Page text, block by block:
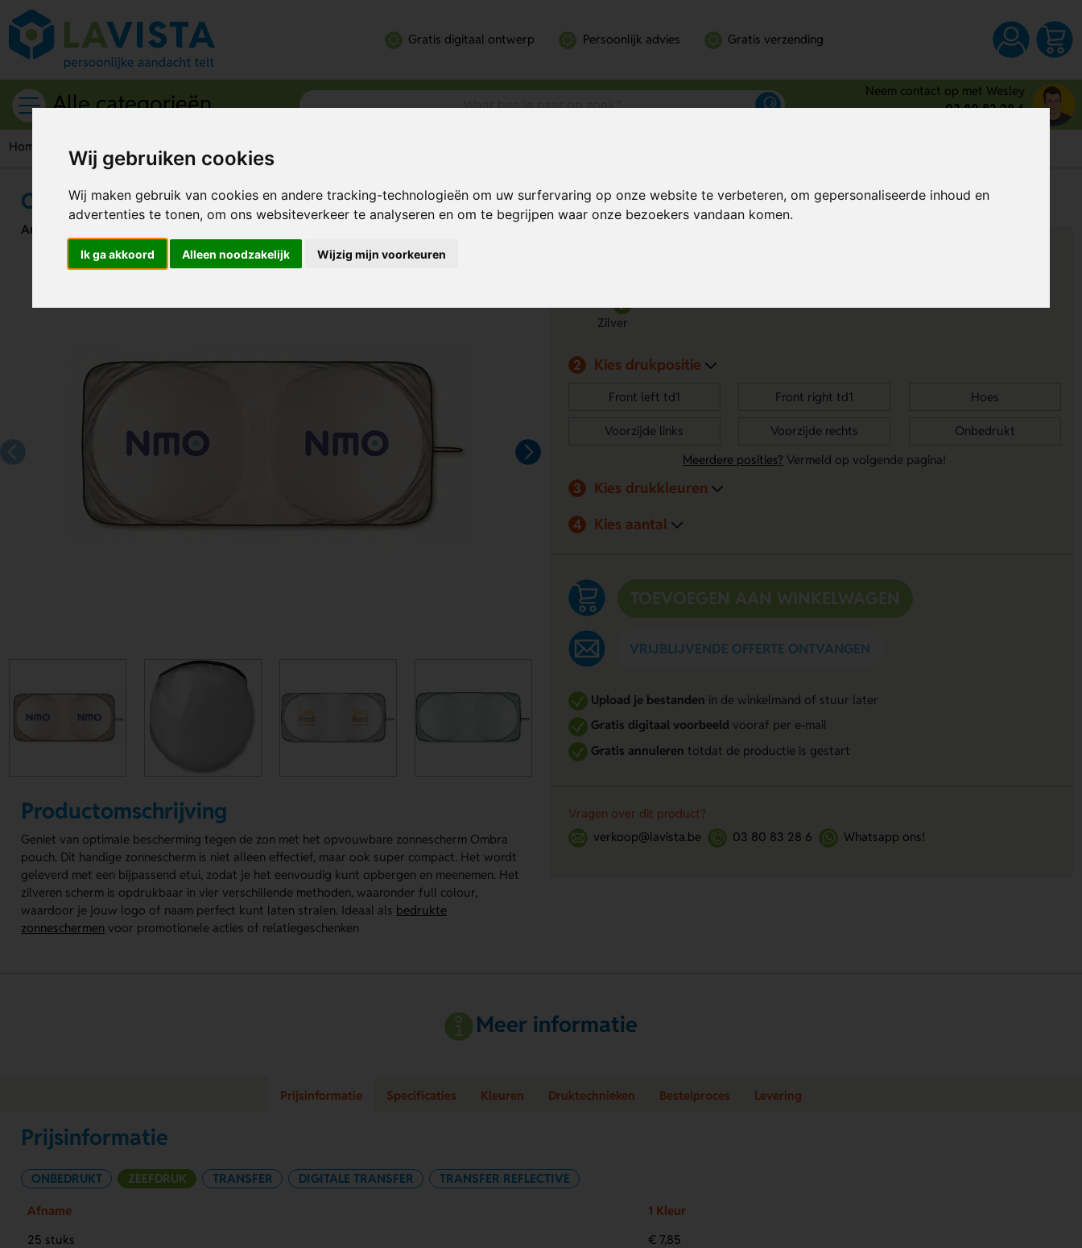
Wij gebruiken cookies
Wij maken gebruik van cookies en andere tracking-technologieën om uw surfervaring op onze website te verbeteren, om gepersonaliseerde inhoud en
advertenties te tonen, om ons websiteverkeer te analyseren en om te begrijpen waar onze bezoekers vandaan komen.
Ik ga akkoord Alleen noodzakelijk Wijzig mijn voorkeuren
Gratis digitaal ontwerp Persoonlijk advies Gratis verzending
Alle categorieën
Neem contact op met Wesley
03 80 83 28 6
Home Auto accessoires Auto-zonneschermen
Opvouwbare auto-zonnescherm in zakje
Artikelnummer:
Productomschrijving
Geniet van optimale bescherming tegen de zon met het opvouwbare zonnescherm Ombra
pouch. Dit handige zonnescherm is niet alleen effectief, maar ook super compact. Het wordt
geleverd met een bijpassend etui, zodat je het eenvoudig kunt opbergen en meenemen. Het
zilveren scherm is opdrukbaar in vier verschillende methoden, waaronder full colour,
waardoor je jouw logo of naam perfect kunt laten stralen. Ideaal als bedrukte
zonneschermen voor promotionele acties of relatiegeschenken
Bereken mijn prijs Al vanaf€ 3,46(Excl. BTW)
Zilver
2 Kies drukpositie
Front left td1 Front right td1 Hoes
Voorzijde links Voorzijde rechts
Onbedrukt
Meerdere posities? Vermeld op volgende pagina!
3 Kies drukkleuren
4 Kies aantal
TOEVOEGEN AAN WINKELWAGEN
VRIJBLIJVENDE OFFERTE ONTVANGEN
Upload je bestanden in de winkelmand of stuur later
Gratis digitaal voorbeeld vooraf per e-mail
Gratis annuleren totdat de productie is gestart
Vragen over dit product?
verkoop@lavista.be
03 80 83 28 6 Whatsapp ons!
Meer informatie
Prijsinformatie Specificaties Kleuren Druktechnieken Bestelproces Levering
Prijsinformatie
ONBEDRUKT ZEEFDRUK TRANSFER DIGITALE TRANSFER TRANSFER REFLECTIVE
Afname
1 Kleur
25 stuks
€ 7,85